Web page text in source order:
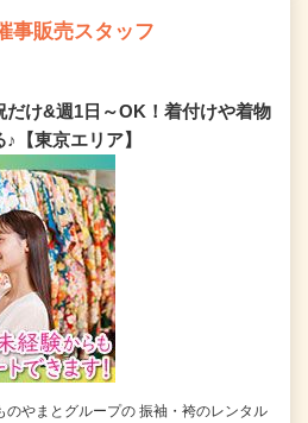
事販売スタッフ
だけ&週1日～OK！着付けや着物
【東京エリア】
のやまとグループの 振袖・袴のレンタル